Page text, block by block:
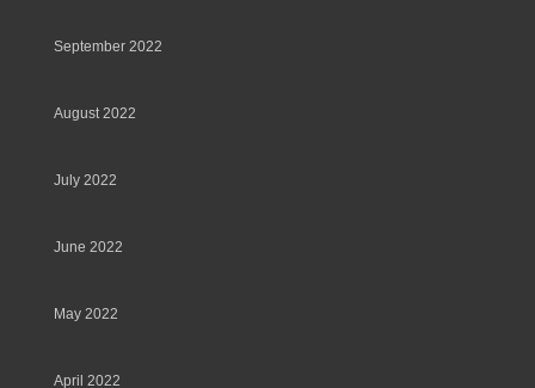
September 2022
August 2022
July 2022
June 2022
May 2022
April 2022